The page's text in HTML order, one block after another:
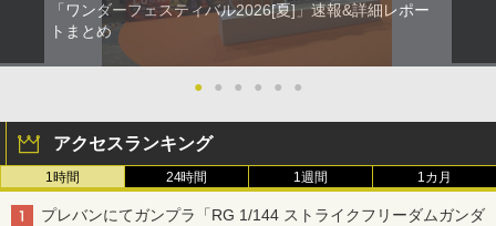
「ワンダーフェスティバル2026[夏]」速報&詳細レポー
トまとめ
● ● ● ● ● ●
アクセスランキング
1時間 24時間 1週間 1カ月
プレバンにてガンプラ「RG 1/144 ストライクフリーダムガンダ